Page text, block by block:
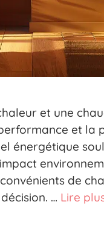
et une
et la
énergétique
de
… Lire